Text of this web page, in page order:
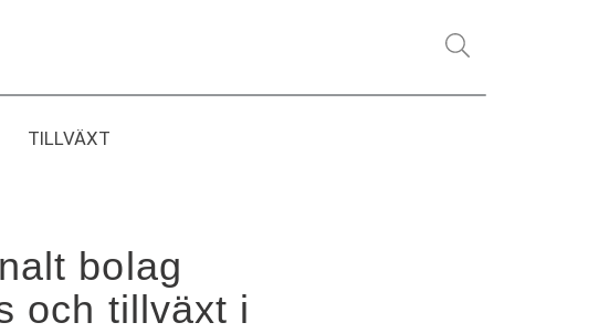
TILLVÄXT
bolag
och tillväxt i